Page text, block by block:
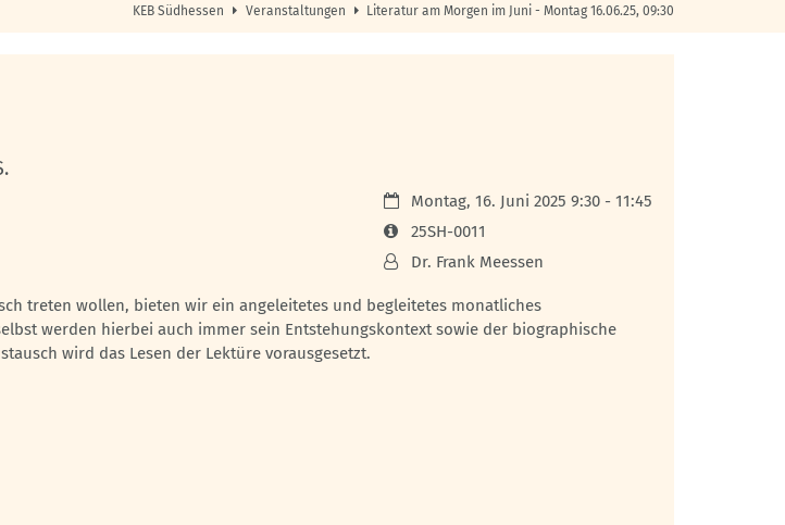
KEB Südhessen Veranstaltungen Literatur am Morgen im Juni - Montag 16.06.25, 09:30
Datum:Montag, 16. Juni 2025 9:30 - 11:45
Art bzw. Nummer:
25SH-0011
Von:Dr. Frank Meessen
treten wollen, bieten wir ein angeleitetes und begleitetes monatliches
werden hierbei auch immer sein Entstehungskontext sowie der biographische
wird das Lesen der Lektüre vorausgesetzt.